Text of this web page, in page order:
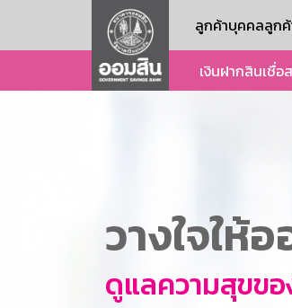
ลูกค้าบุคคลลูก
เงินฝากสินเชื่อ
วางใจให้
ดูแลความสุขข